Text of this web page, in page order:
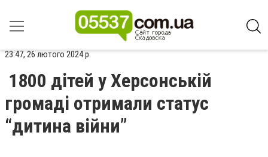
23:47, 26 лютого 2024 р.
1800 дітей у Херсонській
громаді отримали статус
“дитина війни”